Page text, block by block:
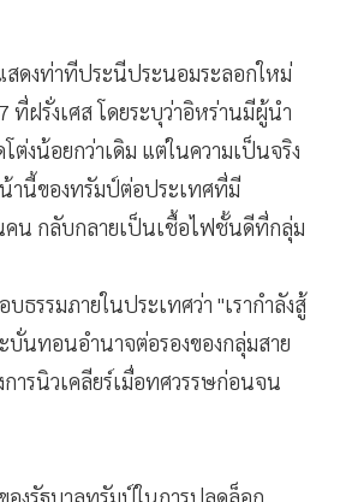
ดงท่าทีประนีประนอมระลอกใหม่
ที่ฝรั่งเศส โดยระบุว่าอิหร่านมีผู้นำ
งน้อยกว่าเดิม แต่ในความเป็นจริง
านี้ของทรัมป์ต่อประเทศที่มี
คน กลับกลายเป็นเชื้อไฟชั้นดีที่กลุ่ม
บธรรมภายในประเทศว่า "เรากำลังสู้
บั่นทอนอำนาจต่อรองของกลุ่มสาย
การนิวเคลียร์เมื่อทศวรรษก่อนจน